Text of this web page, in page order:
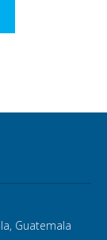
Guatemala